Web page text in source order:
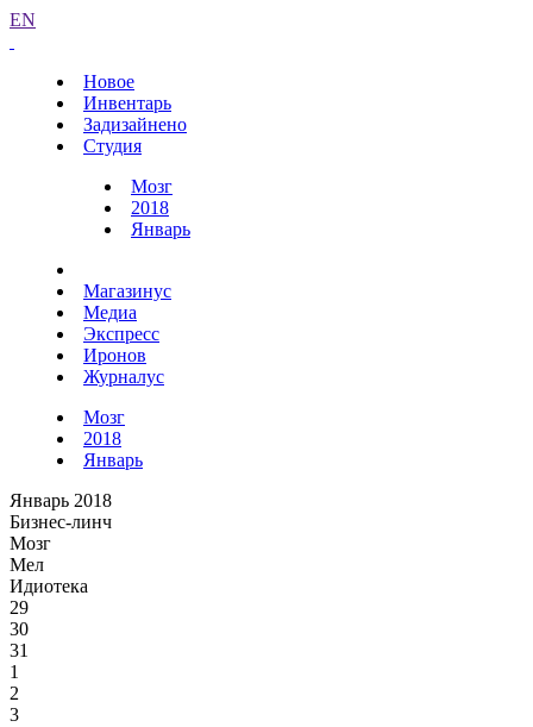
EN
Новое
Инвентарь
Задизайнено
Студия
Мозг
2018
Январь
Магазинус
Медиа
Экспресс
Иронов
Журналус
Мозг
2018
Январь
Январь 2018
Бизнес-линч
Мозг
Мел
Идиотека
29
30
31
1
2
3